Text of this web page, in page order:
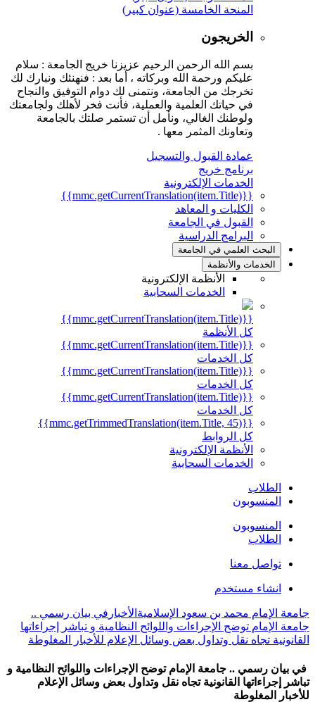
المنحة الخامسة (عنوان كبير)
الخريجون
بسم الله الرحمن الرحيم عزيزنا خريج الجامعة : سلام
عليكم ورحمة الله وبركاته ، أما بعد : فنهنئك ونبارك لك
تخرجك من الجامعة، ونتمنى لك دوام التوفيق والنجاح
في حياتك العلمية والعملية، فأنت فخر لأهلك ولجامعتك
ولوطنك الغالي، ونأمل أن تستمر صلتك بالجامعة
وتعاونك المثمر معها .
عمادة القبول والتسجيل
برنامج خريج
الخدمات الإلكترونية
{{mmc.getCurrentTranslation(item.Title)}}
الكليات و المعاهد
القبول في الجامعة
البرامج الدراسية
البحث العلمي في الجامعة
الخدمات والأنظمة
الأنظمة الإلكترونية
الخدمات السحابية
{{mmc.getCurrentTranslation(item.Title)}}
كل الأنظمة
{{mmc.getCurrentTranslation(item.Title)}}
كل الخدمات
{{mmc.getCurrentTranslation(item.Title)}}
كل الخدمات
{{mmc.getCurrentTranslation(item.Title)}}
كل الخدمات
{{mmc.getTrimmedTranslation(item.Title, 45)}}
كل الروابط
الأنظمة الإلكترونية
الخدمات السحابية
الطلاب
المنسوبون
المنسوبون
الطلاب
تواصل معنا
انشاء مستخدم
جامعة الإمام محمد بن سعود الإسلامية الأخبار في بيان رسمي ..
جامعة الإمام توضح الإجراءات واللوائح النظامية و تباشر إجراءاتها
القانونية تجاه نقل وتداول بعض وسائل الإعلام للأخبار المغلوطة
في بيان رسمي .. جامعة الإمام توضح الإجراءات واللوائح النظامية و
تباشر إجراءاتها القانونية تجاه نقل وتداول بعض وسائل الإعلام
للأخبار المغلوطة